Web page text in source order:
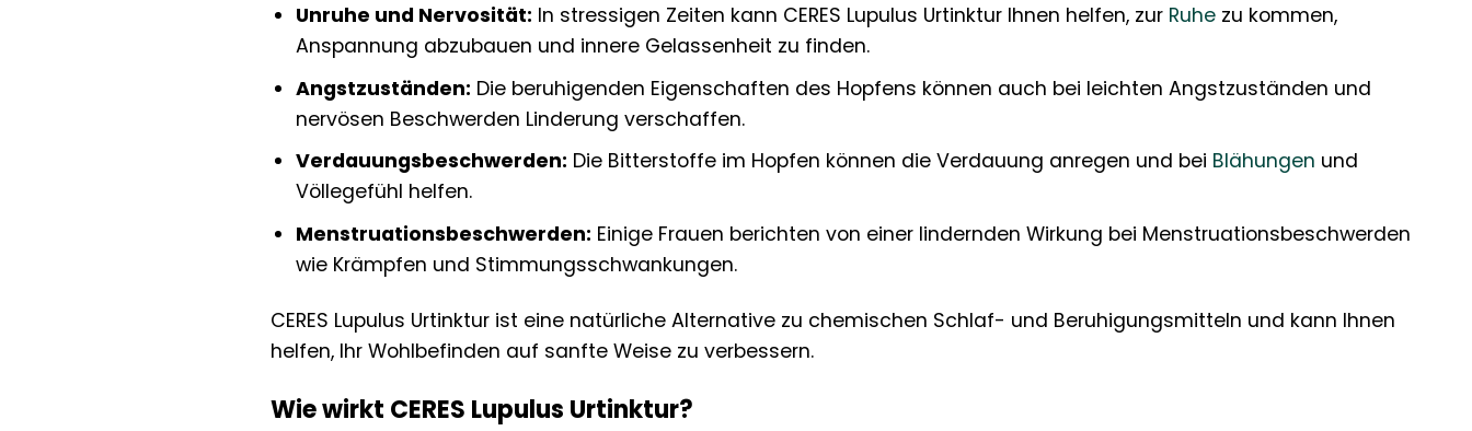
Unruhe und Nervosität: In stressigen Zeiten kann CERES Lupulus Urtinktur Ihnen helfen, zur Ruhezu kommen,
Anspannung abzubauen und innere Gelassenheit zu finden.
Angstzuständen: Die beruhigenden Eigenschaften des Hopfens können auch bei leichten Angstzuständen und
nervösen Beschwerden Linderung verschaffen.
Verdauungsbeschwerden: Die Bitterstoffe im Hopfen können die Verdauung anregen und bei Blähungen und
Völlegefühl helfen.
Menstruationsbeschwerden: Einige Frauen berichten von einer lindernden Wirkung bei Menstruationsbeschwerden
wie Krämpfen und Stimmungsschwankungen.
CERES Lupulus Urtinktur ist eine natürliche Alternative zu chemischen Schlaf- und Beruhigungsmitteln und kann Ihnen
helfen, Ihr Wohlbefinden auf sanfte Weise zu verbessern.
Wie wirkt CERES Lupulus Urtinktur?